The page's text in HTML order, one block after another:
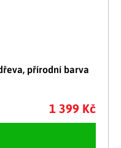
přírodní barva
1 399 Kč